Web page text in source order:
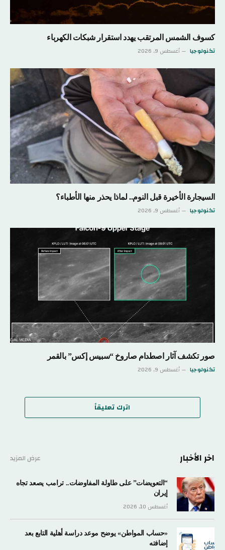
كسوف الشمس المرتقب يهدد استقرار شبكات الكهرباء
تكنولوجيا أغسطس 9, 2026
السيجارة الأخيرة قبل النوم.. لماذا يحذر منها الأطباء؟
تكنولوجيا أغسطس 9, 2026
صور تكشف آثار اصطدام صاروخ “سبيس إكس” بالقمر
تكنولوجيا أغسطس 9, 2026
اترك تعليقاً
اخر الأخبار عرض المزيد
“التعويضات” على طاولة المفاوضات.. ترامب يصعد تجاه
إيران
أغسطس 10, 2026
«حساب المواطن» يوضح موعد دراسة أهلية التابع بعد
إضافته